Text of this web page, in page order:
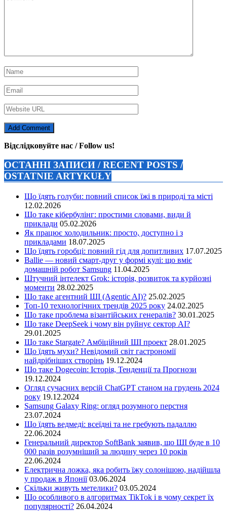
Відслідковуйте нас / Follow us!
ОСТАННІ ЗАПИСИ / RECENT POSTS /
OSTATNIE ARTYKUŁY
Що їдять голуби: повний список їжі в природі та місті
12.02.2026
Що таке кібербулінг: простими словами, види й
приклади 05.02.2026
Як працює холодильник: просто, доступно і з
прикладами 18.07.2025
Що їдять горобці: повний гід для допитливих 17.07.2025
Ballie — новий смарт-друг у формі кулі: що вміє
домашній робот Samsung 11.04.2025
Штучний інтелект Grok: історія, розвиток та курйозні
моменти 28.02.2025
Що таке агентний ШІ (Agentic AI)? 25.02.2025
Топ-10 технологічних трендів 2025 року 24.02.2025
Що таке проблема візантійських генералів? 30.01.2025
Що таке DeepSeek і чому він руйнує сектор АІ?
29.01.2025
Що таке Stargate? Амбіційний ШІ проект 28.01.2025
Що їдять мухи? Невідомий світ гастрономії
найдрібніших створінь 19.12.2024
Що таке Dogecoin: Історія, Тенденції та Прогнози
19.12.2024
Огляд сучасних версій ChatGPT станом на грудень 2024
року 19.12.2024
Samsung Galaxy Ring: огляд розумного перстня
23.07.2024
Що їдять ведмеді: всеїдні та не гребують падаллю
22.06.2024
Генеральний директор SoftBank заявив, що ШІ буде в 10
000 разів розумніший за людину через 10 років
22.06.2024
Електрична ложка, яка робить їжу солонішою, надійшла
у продаж в Японії 03.06.2024
Скільки живуть метелики? 03.05.2024
Що особливого в алгоритмах TikTok і в чому секрет їх
популярності? 26.04.2024